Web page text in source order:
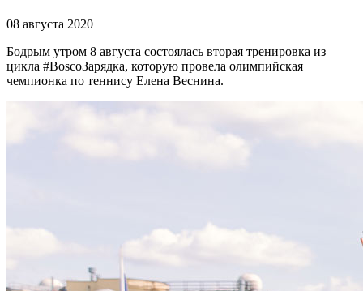
08 августа 2020
Бодрым утром 8 августа состоялась вторая тренировка из
цикла #BoscoЗарядка, которую провела олимпийская
чемпионка по теннису Елена Веснина.